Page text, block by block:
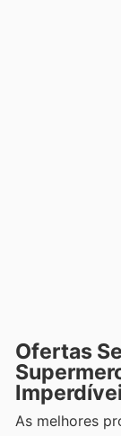
Ofertas
As melhores